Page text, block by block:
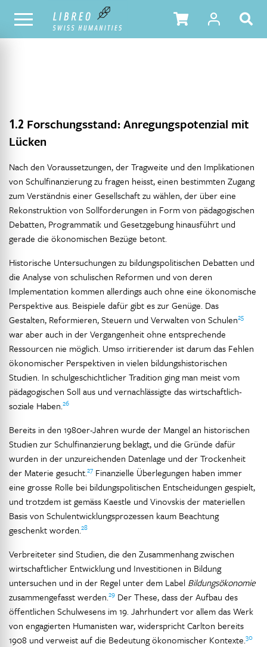
NOTRE CATALOGUE TABLE DES MATIÈRES
1.2 Forschungsstand: Anregungspotenzial mit
Lücken
Nach den Voraussetzungen, der Tragweite und den Implikationen
von Schulfinanzierung zu fragen heisst, einen bestimmten Zugang
zum Verständnis einer Gesellschaft zu wählen, der über eine
Rekonstruktion von Sollforderungen in Form von pädagogischen
Debatten, Programmatik und Gesetzgebung hinausführt und
gerade die ökonomischen Bezüge betont.
Historische Untersuchungen zu bildungspolitischen Debatten und
die Analyse von schulischen Reformen und von deren
Implementation kommen allerdings auch ohne eine ökonomische
Perspektive aus. Beispiele dafür gibt es zur Genüge. Das
Gestalten, Reformieren, Steuern und Verwalten von Schulen25
war aber auch in der Vergangenheit ohne entsprechende
Ressourcen nie möglich. Umso irritierender ist darum das Fehlen
ökonomischer Perspektiven in vielen bildungshistorischen
Studien. In schulgeschichtlicher Tradition ging man meist vom
pädagogischen Soll aus und vernachlässigte das wirtschaftlich-
soziale Haben.26
Bereits in den 1980er-Jahren wurde der Mangel an historischen
Studien zur Schulfinanzierung beklagt, und die Gründe dafür
wurden in der unzureichenden Datenlage und der Trockenheit
der Materie gesucht.27 Finanzielle Überlegungen haben immer
eine grosse Rolle bei bildungspolitischen Entscheidungen gespielt,
und trotzdem ist gemäss Kaestle und Vinovskis der materiellen
Basis von Schulentwicklungsprozessen kaum Beachtung
geschenkt worden.28
Verbreiteter sind Studien, die den Zusammenhang zwischen
wirtschaftlicher Entwicklung und Investitionen in Bildung
untersuchen und in der Regel unter dem Label Bildungsökonomie
zusammengefasst werden.29 Der These, dass der Aufbau des
öffentlichen Schulwesens im 19. Jahrhundert vor allem das Werk
von engagierten Humanisten war, widerspricht Carlton bereits
1908 und verweist auf die Bedeutung ökonomischer Kontexte.30